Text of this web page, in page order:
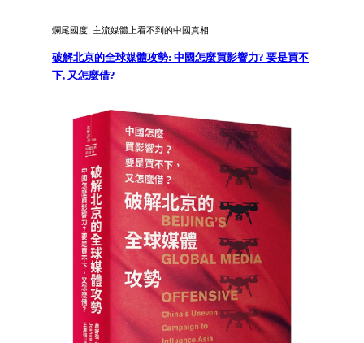
爛尾國度: 主流媒體上看不到的中國真相
破解北京的全球媒體攻勢: 中國怎麼買影響力? 要是買不
下, 又怎麼借?